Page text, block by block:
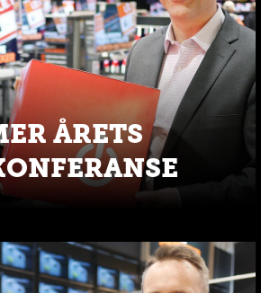
ÅRETS